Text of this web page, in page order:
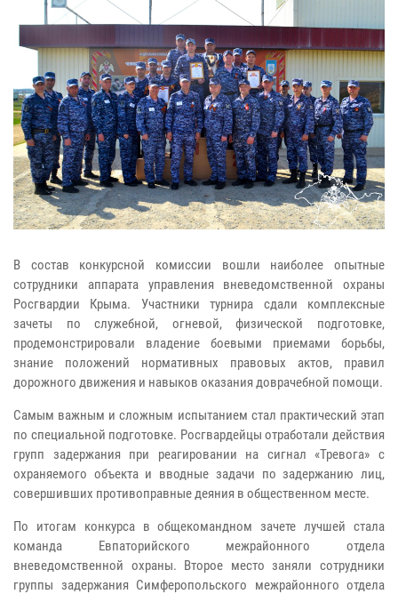
В состав конкурсной комиссии вошли наиболее опытные
сотрудники аппарата управления вневедомственной охраны
Росгвардии Крыма. Участники турнира сдали комплексные
зачеты по служебной, огневой, физической подготовке,
продемонстрировали владение боевыми приемами борьбы,
знание положений нормативных правовых актов, правил
дорожного движения и навыков оказания доврачебной помощи.
Самым важным и сложным испытанием стал практический этап
по специальной подготовке. Росгвардейцы отработали действия
групп задержания при реагировании на сигнал «Тревога» с
охраняемого объекта и вводные задачи по задержанию лиц,
совершивших противоправные деяния в общественном месте.
По итогам конкурса в общекомандном зачете лучшей стала
команда Евпаторийского межрайонного отдела
вневедомственной охраны. Второе место заняли сотрудники
группы задержания Симферопольского межрайонного отдела